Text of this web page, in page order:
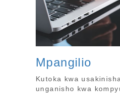
Mpangilio
Kutoka kwa
unganisho kwa